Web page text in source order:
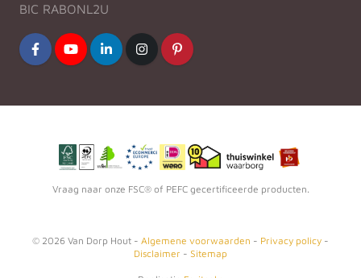
BIC RABONL2U
Vraag naar onze FSC® of PEFC gecertificeerde producten.
© 2026 Van Dorp Hout - Algemene voorwaarden - Privacy policy -
Disclaimer - Sitemap